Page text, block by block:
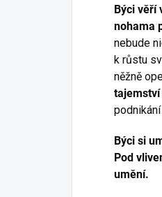
Býci věří
nohama
nebude
k růstu
něžně
tajemství
Býci si
Pod
umění.